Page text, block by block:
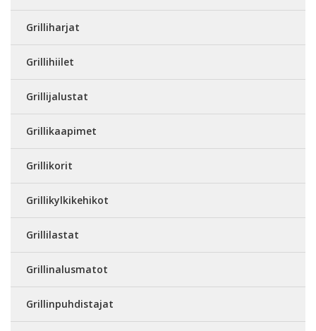
Grilliharjat
Grillihiilet
Grillijalustat
Grillikaapimet
Grillikorit
Grillikylkikehikot
Grillilastat
Grillinalusmatot
Grillinpuhdistajat